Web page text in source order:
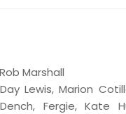
Marshall
Lewis, Marion
Fergie, Kate